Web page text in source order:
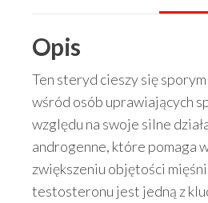
Opis
Ten steryd cieszy się
wśród osób uprawiających
względu na swoje silne
androgenne, które pomaga
zwiększeniu objętości
testosteronu jest jedną z